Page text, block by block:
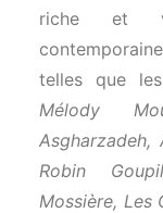
riche et
telles que
Mélody
Asgharzadeh,
Robin
Mossière, Les